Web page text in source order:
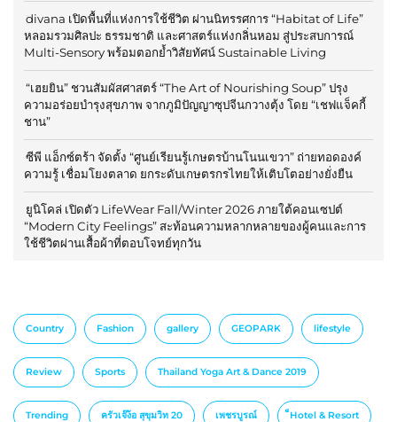
divana เปิดพื้นที่แห่งการใช้ชีวิต ผ่านนิทรรศการ “Habitat of Life”
หลอมรวมศิลปะ ธรรมชาติ และศาสตร์แห่งกลิ่นหอม สู่ประสบการณ์
Multi-Sensory พร้อมตอกย้ำวิสัยทัศน์ Sustainable Living
“เฮยยิน” ชวนสัมผัสศาสตร์ “The Art of Nourishing Soup” ปรุง
ความอร่อยบำรุงสุขภาพ จากภูมิปัญญาซุปจีนกวางตุ้ง โดย “เชฟแจ็คกี้
ชาน”
ซีพี แอ็กซ์ตร้า จัดตั้ง “ศูนย์เรียนรู้เกษตรบ้านโนนเขวา” ถ่ายทอดองค์
ความรู้ เชื่อมโยงตลาด ยกระดับเกษตรกรไทยให้เติบโตอย่างยั่งยืน
ยูนิโคล่ เปิดตัว LifeWear Fall/Winter 2026 ภายใต้คอนเซปต์
“Modern City Feelings” สะท้อนความหลากหลายของผู้คนและการ
ใช้ชีวิตผ่านเสื้อผ้าที่ตอบโจทย์ทุกวัน
Country Fashion gallery GEOPARK lifestyle
Review Sports Thailand Yoga Art & Dance 2019
Trending ครัวเจ๊ง้อ สุขุมวิท 20 เพชรบูรณ์ ็Hotel & Resort